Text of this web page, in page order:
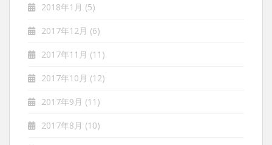
2018年1月 (5)
2017年12月 (6)
2017年11月 (11)
2017年10月 (12)
2017年9月 (11)
2017年8月 (10)